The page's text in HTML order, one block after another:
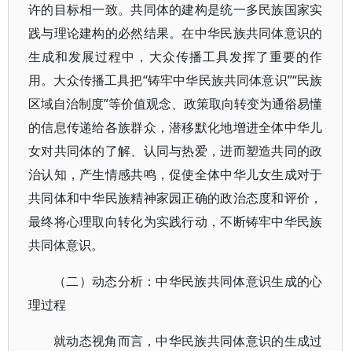
许的目标相一致。共同体的建构是统一多民族国家实
践与理论建构的必然结果。在中华民族共同体意识的
生成和发展过程中，大众传播工具发挥了重要的作
用。大众传播工具把“铸牢中华民族共同体意识”“民族
区域自治制度”等价值观念、政策取向转变为通俗易懂
的信息传递给各族群众，潜移默化地增进全体中华儿
女对共同体的了解、认同与热爱，进而塑造共同的政
治认知，产生情感共鸣，促使全体中华儿女生成对于
共同体和中华民族精神家园正确的政治态度和评价，
最终将心理取向转化为实践行动，不断铸牢中华民族
共同体意识。
（二）动态分析：中华民族共同体意识生成的心
理过程
就动态视角而言，中华民族共同体意识的生成过